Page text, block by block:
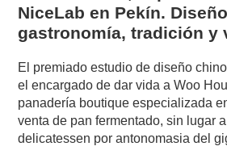
NiceLab en Pekín.
gastronomía, tradición y
El premiado estudio de diseño
el encargado de dar vida a Woo
panadería boutique especializada
venta de pan fermentado, sin lugar
delicatessen por antonomasia del